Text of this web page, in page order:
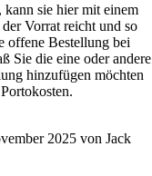
kann sie hiermit einem
Vorrat reicht und so
offene Bestellung bei
Sie die eine oder andere
hinzufügen möchten
2025 von Jack